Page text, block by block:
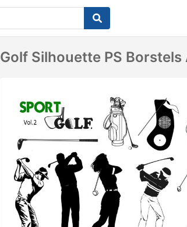
Golf Silhouette PS Borstels